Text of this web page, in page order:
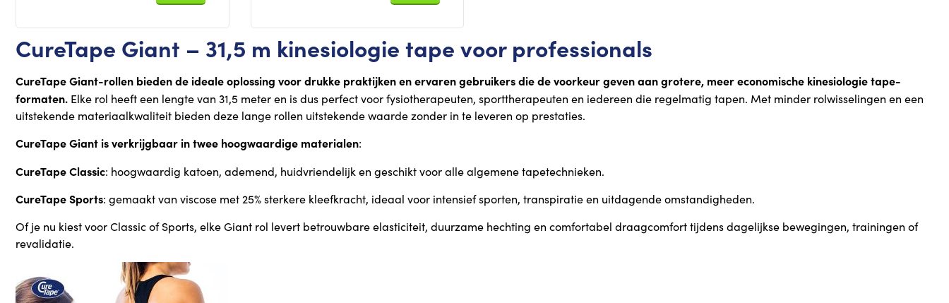
CureTape Giant – 31,5 m kinesiologie tape voor professionals
CureTape Giant-rollen bieden de ideale oplossing voor drukke praktijken en ervaren gebruikers die de voorkeur geven aan grotere, meer economische kinesiologie tape-
formaten. Elke rol heeft een lengte van 31,5 meter en is dus perfect voor fysiotherapeuten, sporttherapeuten en iedereen die regelmatig tapen. Met minder rolwisselingen en een
uitstekende materiaalkwaliteit bieden deze lange rollen uitstekende waarde zonder in te leveren op prestaties.
CureTape Giant is verkrijgbaar in twee hoogwaardige materialen:
CureTape Classic: hoogwaardig katoen, ademend, huidvriendelijk en geschikt voor alle algemene tapetechnieken.
CureTape Sports: gemaakt van viscose met 25% sterkere kleefkracht, ideaal voor intensief sporten, transpiratie en uitdagende omstandigheden.
Of je nu kiest voor Classic of Sports, elke Giant rol levert betrouwbare elasticiteit, duurzame hechting en comfortabel draagcomfort tijdens dagelijkse bewegingen, trainingen of
revalidatie.